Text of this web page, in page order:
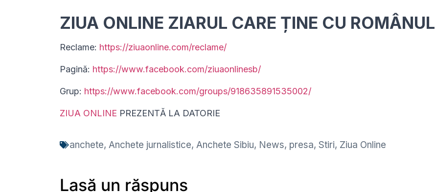
ZIUA ONLINE ZIARUL CARE ȚINE CU ROMÂNUL
Reclame: https://ziuaonline.com/reclame/
Pagină: https://www.facebook.com/ziuaonlinesb/
Grup: https://www.facebook.com/groups/918635891535002/
ZIUA ONLINE PREZENTĂ LA DATORIE
anchete, Anchete jurnalistice, Anchete Sibiu, News, presa, Stiri, Ziua Online
Lasă un răspuns